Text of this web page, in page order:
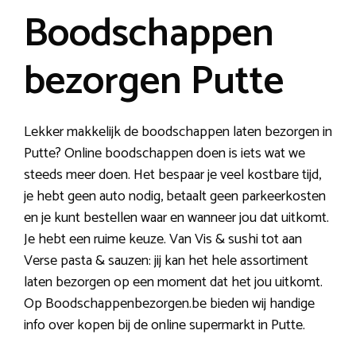
Boodschappen
bezorgen Putte
Lekker makkelijk de boodschappen laten bezorgen in
Putte? Online boodschappen doen is iets wat we
steeds meer doen. Het bespaar je veel kostbare tijd,
je hebt geen auto nodig, betaalt geen parkeerkosten
en je kunt bestellen waar en wanneer jou dat uitkomt.
Je hebt een ruime keuze. Van Vis & sushi tot aan
Verse pasta & sauzen: jij kan het hele assortiment
laten bezorgen op een moment dat het jou uitkomt.
Op Boodschappenbezorgen.be bieden wij handige
info over kopen bij de online supermarkt in Putte.